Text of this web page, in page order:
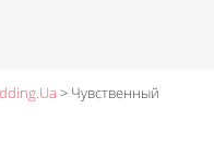
> Чувственный